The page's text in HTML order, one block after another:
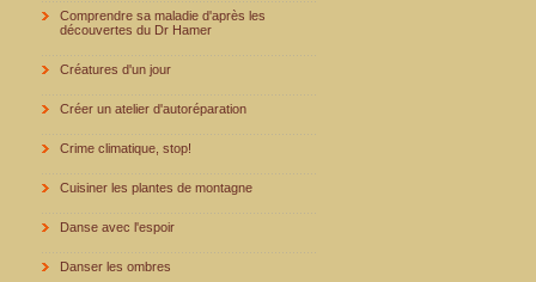
Comprendre sa maladie d'après les
découvertes du Dr Hamer
Créatures d'un jour
Créer un atelier d'autoréparation
Crime climatique, stop!
Cuisiner les plantes de montagne
Danse avec l'espoir
Danser les ombres